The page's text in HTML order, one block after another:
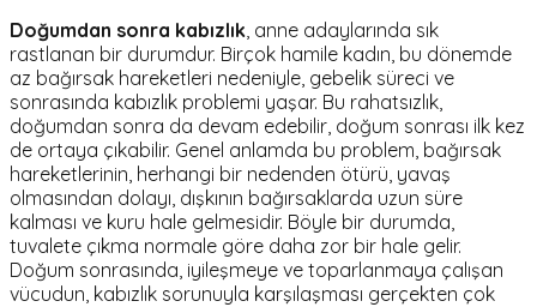
Doğumdan sonra kabızlık , anne adaylarında sık
rastlanan bir durumdur. Birçok hamile kadın, bu dönemde
az bağırsak hareketleri nedeniyle, gebelik süreci ve
sonrasında kabızlık problemi yaşar. Bu rahatsızlık,
doğumdan sonra da devam edebilir, doğum sonrası ilk kez
de ortaya çıkabilir. Genel anlamda bu problem, bağırsak
hareketlerinin, herhangi bir nedenden ötürü, yavaş
olmasından dolayı, dışkının bağırsaklarda uzun süre
kalması ve kuru hale gelmesidir. Böyle bir durumda,
tuvalete çıkma normale göre daha zor bir hale gelir.
Doğum sonrasında, iyileşmeye ve toparlanmaya çalışan
vücudun, kabızlık sorunuyla karşılaşması gerçekten çok